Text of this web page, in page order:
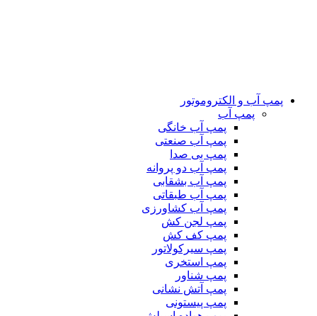
پمپ آب و الکتروموتور
پمپ آب
پمپ آب خانگی
پمپ آب صنعتی
پمپ بی صدا
پمپ آب دو پروانه
پمپ آب بشقابی
پمپ آب طبقاتی
پمپ آب کشاورزی
پمپ لجن کش
پمپ کف کش
پمپ سیرکولاتور
پمپ استخری
پمپ شناور
پمپ آتش نشانی
پمپ پیستونی